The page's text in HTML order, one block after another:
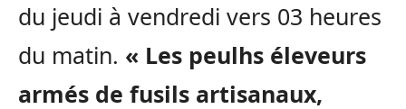
du jeudi à vendredi vers 03 heures
du matin. « Les peulhs éleveurs
armés de fusils artisanaux,